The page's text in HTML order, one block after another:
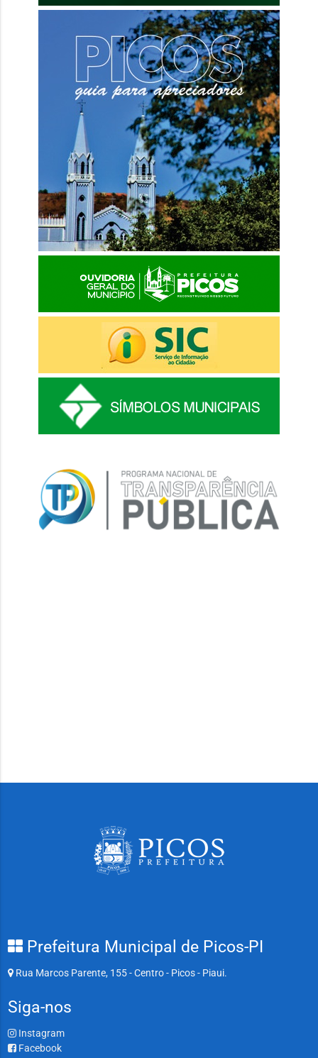
Prefeitura Municipal de Picos-PI
Rua Marcos Parente, 155 - Centro - Picos - Piaui.
Siga-nos
Instagram
Facebook